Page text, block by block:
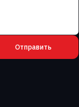
Отправить